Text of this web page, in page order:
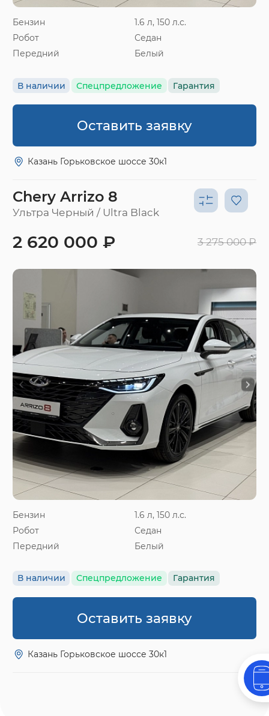
Бензин
1.6 л, 150 л.с.
Робот
Седан
Передний
Белый
В наличии Спецпредложение Гарантия
Оставить заявку
Казань Горьковское шоссе 30к1
Chery Arrizo 8
Ультра Черный / Ultra Black
Бензин
1.6 л, 150 л.с.
Робот
Седан
Передний
Белый
В наличии Спецпредложение Гарантия
2 620 000 ₽ 3 275 000 ₽
Оставить заявку
Казань Горьковское шоссе 30к1